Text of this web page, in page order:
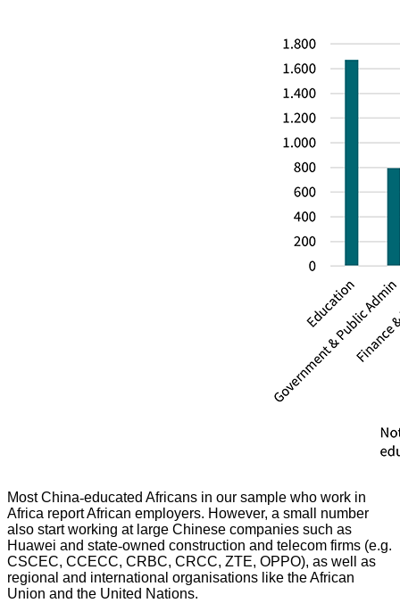
Most China‑educated Africans in our sample who work in
Africa report African employers. However, a small number
also start working at large Chinese companies such as
Huawei and state‑owned construction and telecom firms (e.g.
CSCEC, CCECC, CRBC, CRCC, ZTE, OPPO), as well as
regional and international organisations like the African
Union and the United Nations.